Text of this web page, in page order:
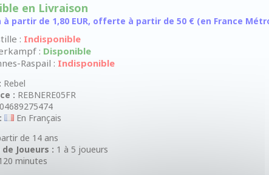
en Livraison
à partir de 1,80 EUR, offerte à partir de 50 € (en France
: Indisponible
: Disponible
Raspail : Indisponible
Rebel
: REBNERE05FR
En Français
de 14 ans
Joueurs : 1 à 5 joueurs
minutes